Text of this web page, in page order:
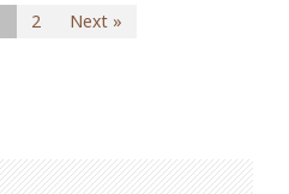
2 Next »